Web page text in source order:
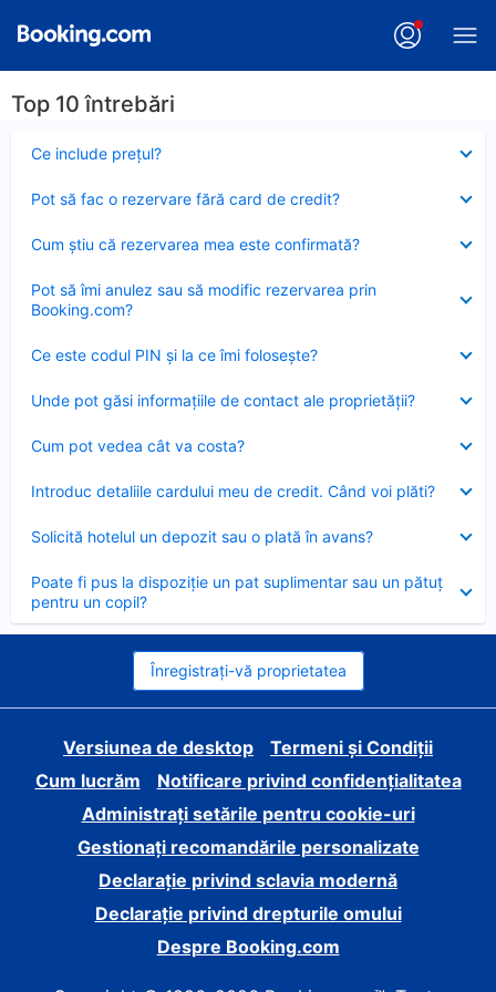
Top 10 întrebări
Ce include preţul?
închis
Pot să fac o rezervare fără card de credit?
închis
Cum ştiu că rezervarea mea este confirmată?
închis
Pot să îmi anulez sau să modific rezervarea prin
Booking.com?
închis
Ce este codul PIN şi la ce îmi foloseşte?
închis
Unde pot găsi informațiile de contact ale proprietății?
închis
Cum pot vedea cât va costa?
închis
Introduc detaliile cardului meu de credit. Când voi plăti?
închis
Solicită hotelul un depozit sau o plată în avans?
închis
Poate fi pus la dispoziție un pat suplimentar sau un pătuț
pentru un copil?
închis
Înregistrați-vă proprietatea
Versiunea de desktop
Termeni și Condiții
Cum lucrăm
Notificare privind confidențialitatea
Administrați setările pentru cookie-uri
Gestionați recomandările personalizate
Declarație privind sclavia modernă
Declarație privind drepturile omului
Despre Booking.com